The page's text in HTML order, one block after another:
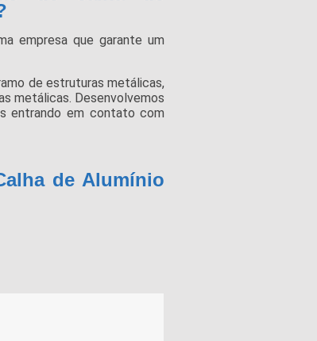
empresa que garante um
de estruturas metálicas,
metálicas. Desenvolvemos
entrando em contato com
de Alumínio